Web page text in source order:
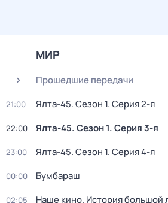
МИР
Прошедшие передачи
21:00 Ялта-45. Сезон 1. Серия 2-я
22:00 Ялта-45. Сезон 1. Серия 3-я
23:00 Ялта-45. Сезон 1. Серия 4-я
00:00 Бумбараш
02:05
Нaше кинo. История большой